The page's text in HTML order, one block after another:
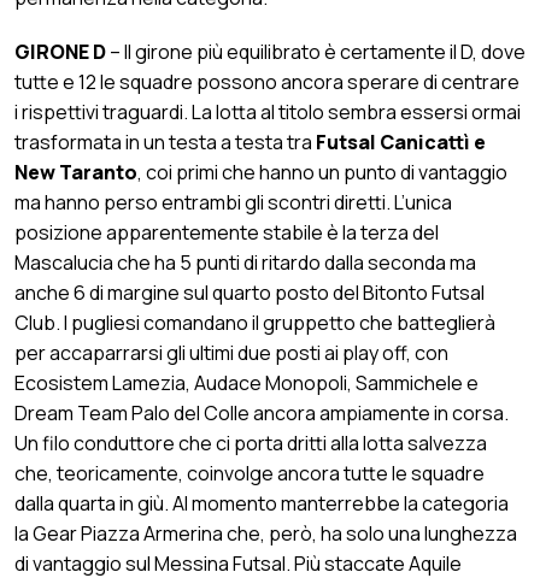
GIRONE D– Il girone più equilibrato è certamente il D, dove
tutte e 12 le squadre possono ancora sperare di centrare
i rispettivi traguardi. La lotta al titolo sembra essersi ormai
trasformata in un testa a testa tra Futsal Canicattì e
New Taranto, coi primi che hanno un punto di vantaggio
ma hanno perso entrambi gli scontri diretti. L’unica
posizione apparentemente stabile è la terza del
Mascalucia che ha 5 punti di ritardo dalla seconda ma
anche 6 di margine sul quarto posto del Bitonto Futsal
Club. I pugliesi comandano il gruppetto che batteglierà
per accaparrarsi gli ultimi due posti ai play off, con
Ecosistem Lamezia, Audace Monopoli, Sammichele e
Dream Team Palo del Colle ancora ampiamente in corsa.
Un filo conduttore che ci porta dritti alla lotta salvezza
che, teoricamente, coinvolge ancora tutte le squadre
dalla quarta in giù. Al momento manterrebbe la categoria
la Gear Piazza Armerina che, però, ha solo una lunghezza
di vantaggio sul Messina Futsal. Più staccate Aquile